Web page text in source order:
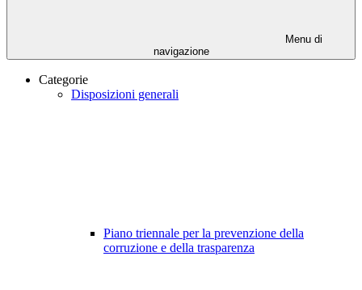
Menu di
navigazione
Categorie
Disposizioni generali
Piano triennale per la prevenzione della
corruzione e della trasparenza